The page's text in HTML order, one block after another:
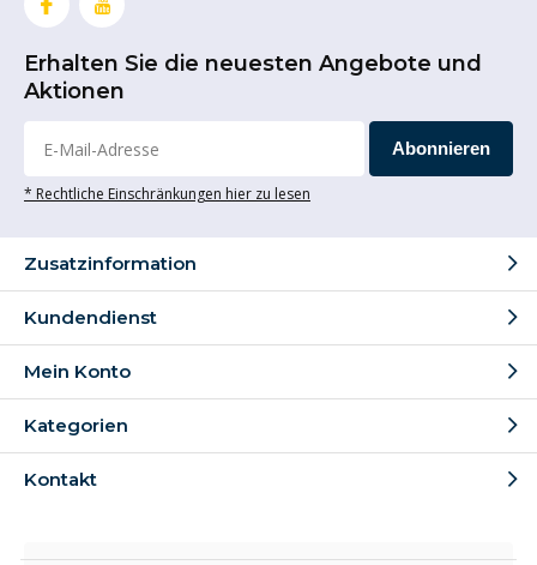
Erhalten Sie die neuesten Angebote und
Aktionen
Abonnieren
* Rechtliche Einschränkungen hier zu lesen
Zusatzinformation
Kundendienst
Mein Konto
Kategorien
Kontakt